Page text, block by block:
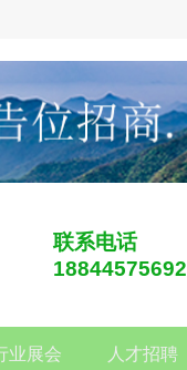
联系电话
18844575692
业展会 人才招聘